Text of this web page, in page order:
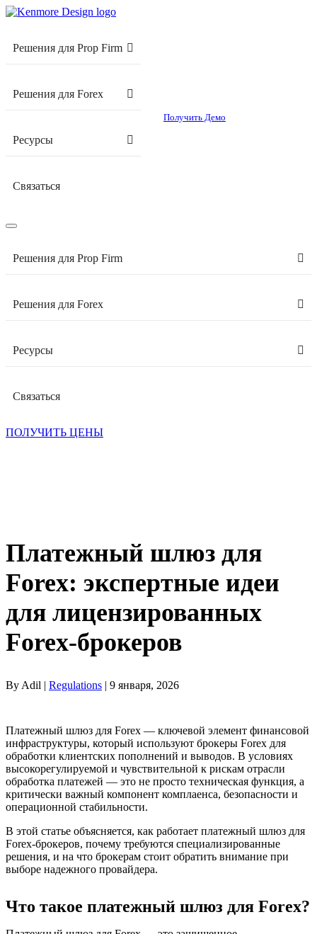
Решения для Prop Firm
Решения для Forex
Ресурсы
Связаться
Получить Демо
Решения для Prop Firm
Решения для Forex
Ресурсы
Связаться
ПОЛУЧИТЬ ЦЕНЫ
Платежный шлюз для
Forex: экспертные идеи
для лицензированных
Forex-брокеров
By Adil | Regulations | 9 января, 2026
Платежный шлюз для Forex — ключевой элемент финансовой
инфраструктуры, который используют брокеры Forex для
обработки клиентских пополнений и выводов. В условиях
высокорегулируемой и чувствительной к рискам отрасли
обработка платежей — это не просто техническая функция, а
критически важный компонент комплаенса, безопасности и
операционной стабильности.
В этой статье объясняется, как работает платежный шлюз для
Forex-брокеров, почему требуются специализированные
решения, и на что брокерам стоит обратить внимание при
выборе надежного провайдера.
Что такое платежный шлюз для Forex?